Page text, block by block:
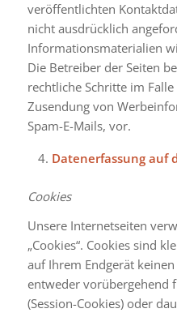
veröffentlichten
nicht ausdrücklich
Informationsmaterialien
Die Betreiber der Seiten
rechtliche Schritte im
Zusendung von
Spam-E-Mails, vor.
Datenerfassung auf
Cookies
Unsere Internetseiten
„Cookies“. Cookies sind
auf Ihrem Endgerät
entweder vorübergehend
(Session-Cookies) oder